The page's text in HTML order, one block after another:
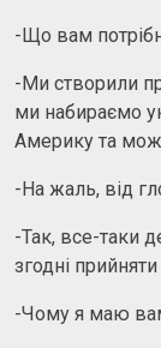
-Що вам
-Ми створили
ми набираємо
Америку та
-На жаль, від
-Так, все-таки
згодні
-Чому я маю